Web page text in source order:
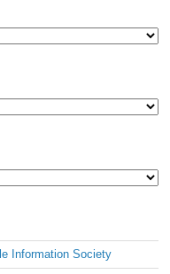
Information Society